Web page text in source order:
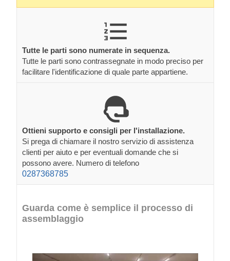
Tutte le parti sono numerate in sequenza.
Tutte le parti sono contrassegnate in modo preciso per
facilitare l'identificazione di quale parte appartiene.
Ottieni supporto e consigli per l'installazione.
Si prega di chiamare il nostro servizio di assistenza
clienti per aiuto e per eventuali domande che si
possono avere. Numero di telefono
0287368785
Guarda come è semplice il processo di
assemblaggio